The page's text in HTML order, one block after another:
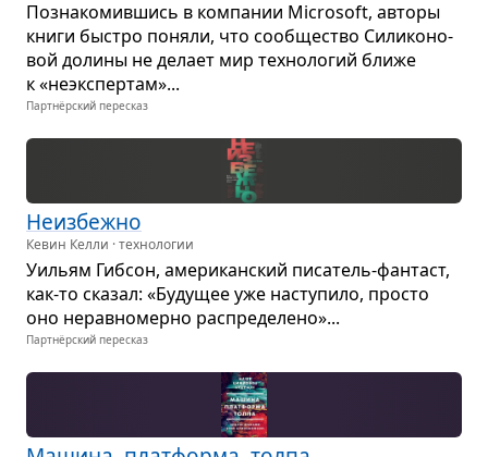
Позна­ко­мив­шись в ком­па­нии Microsoft, авторы
книги быстро поняли, что сооб­ще­ство Сили­ко­но­
вой долины не делает мир тех­но­ло­гий ближе
к «неэкс­пер­там»...
Партнёрский пересказ
Неиз­бежно
Кевин Келли · технологии
Уильям Гиб­сон, аме­ри­кан­ский писа­тель-фан­таст,
как-то ска­зал: «Буду­щее уже насту­пило, про­сто
оно нерав­но­мерно рас­пре­де­лено»...
Партнёрский пересказ